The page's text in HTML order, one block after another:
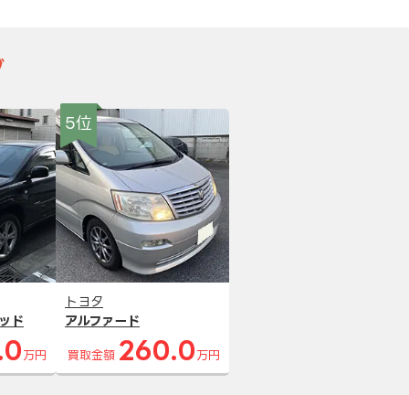
ド
万円
5位
トヨタ
アルファード
買取金額 260.0 万円